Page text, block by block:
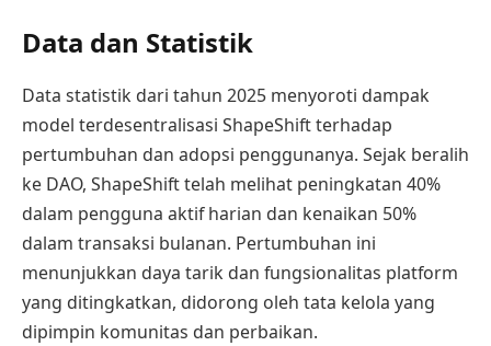
Data dan Statistik
Data statistik dari tahun 2025 menyoroti dampak
model terdesentralisasi ShapeShift terhadap
pertumbuhan dan adopsi penggunanya. Sejak beralih
ke DAO, ShapeShift telah melihat peningkatan 40%
dalam pengguna aktif harian dan kenaikan 50%
dalam transaksi bulanan. Pertumbuhan ini
menunjukkan daya tarik dan fungsionalitas platform
yang ditingkatkan, didorong oleh tata kelola yang
dipimpin komunitas dan perbaikan.